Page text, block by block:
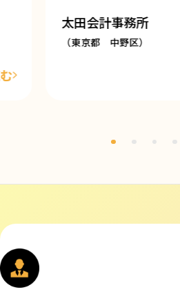
太田会計事務所
（東京都 中野区）